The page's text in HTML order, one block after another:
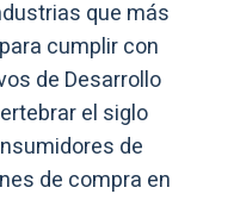
que más
cumplir con
de Desarrollo
el siglo
de
de compra en